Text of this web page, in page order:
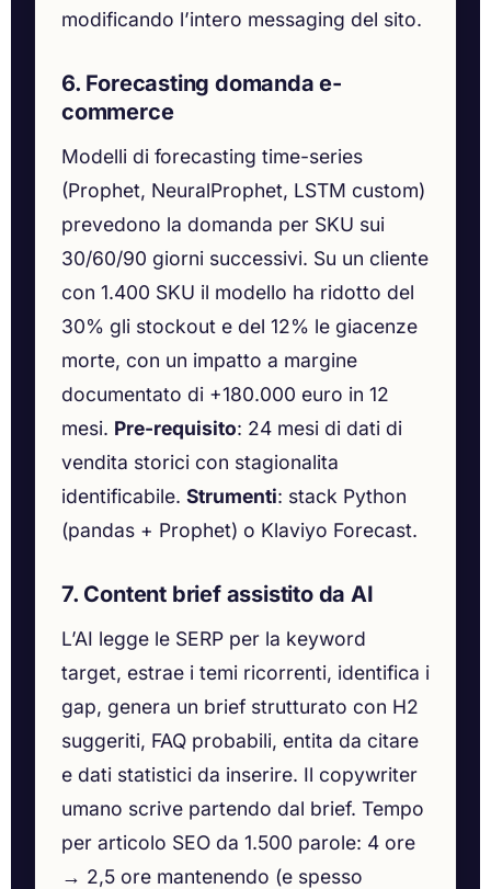
modificando l’intero messaging del sito.
6. Forecasting domanda e-
commerce
Modelli di forecasting time-series
(Prophet, NeuralProphet, LSTM custom)
prevedono la domanda per SKU sui
30/60/90 giorni successivi. Su un cliente
con 1.400 SKU il modello ha ridotto del
30% gli stockout e del 12% le giacenze
morte, con un impatto a margine
documentato di +180.000 euro in 12
mesi. Pre-requisito: 24 mesi di dati di
vendita storici con stagionalita
identificabile. Strumenti: stack Python
(pandas + Prophet) o Klaviyo Forecast.
7. Content brief assistito da AI
L’AI legge le SERP per la keyword
target, estrae i temi ricorrenti, identifica i
gap, genera un brief strutturato con H2
suggeriti, FAQ probabili, entita da citare
e dati statistici da inserire. Il copywriter
umano scrive partendo dal brief. Tempo
per articolo SEO da 1.500 parole: 4 ore
→ 2,5 ore mantenendo (e spesso